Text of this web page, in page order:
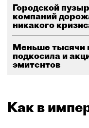
Городской
компаний
никакого
Меньше тысячи
подкосила и
эмитентов
Как в